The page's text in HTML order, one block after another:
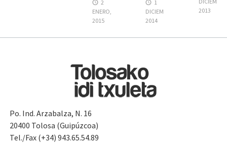
2
ENERO,
2015
1
DICIEMBRE,
2014
2013
Po. Ind. Arzabalza, N. 16
20400 Tolosa (Guipúzcoa)
Tel./Fax (+34) 943.65.54.89